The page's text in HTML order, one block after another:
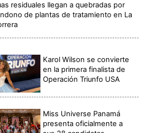
residuales llegan a quebradas por
de plantas de tratamiento en La
Karol Wilson se convierte
en la primera finalista de
Operación Triunfo USA
Miss Universe Panamá
presenta oficialmente a